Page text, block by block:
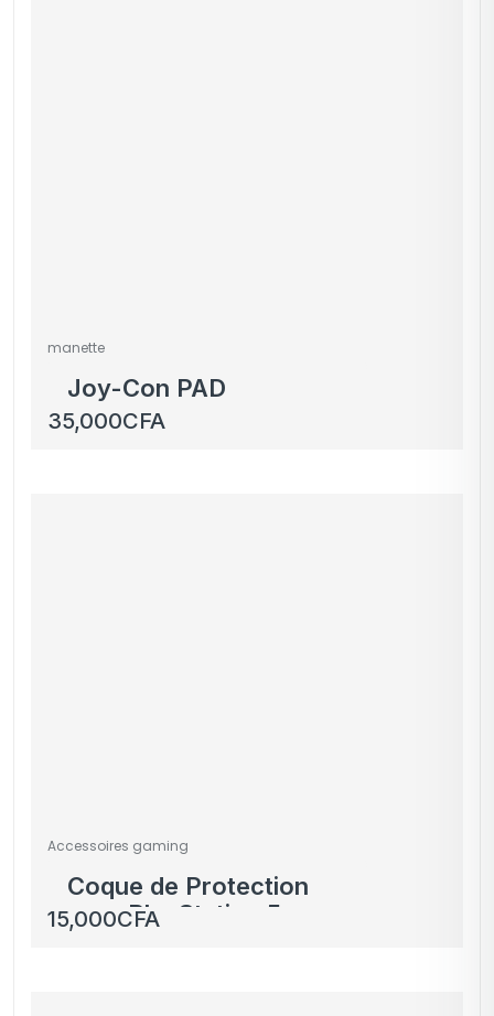
manette
Joy-Con PAD
35,000CFA
Accessoires gaming
Coque de Protection
pour PlayStation 5 –
Plusieurs Couleurs
15,000CFA